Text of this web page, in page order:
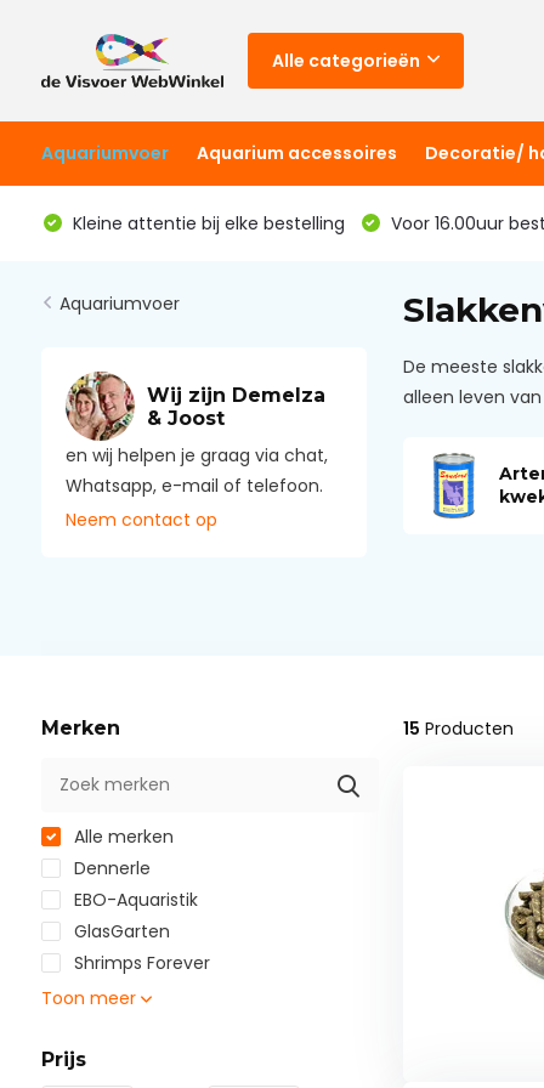
Alle categorieën
Aquariumvoer Aquarium accessoires Decoratie/
Kleine attentie bij elke bestelling Voor 16.00uur
Aquariumvoer
Wij zijn Demelza
& Joost
en wij helpen je graag via chat,
Whatsapp, e-mail of telefoon.
Neem contact op
De meeste
alleen leven
Merken
Alle merken
Dennerle
EBO-Aquaristik
GlasGarten
Shrimps Forever
Toon meer
Prijs
15 Producten